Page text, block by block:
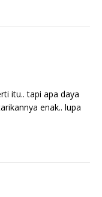
itu.. tapi apa daya
enak.. lupa